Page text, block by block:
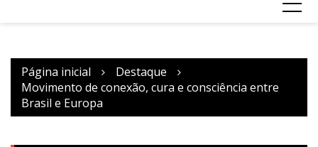
Página inicial
Destaque
Movimento de conexão, cura e consciência entre
Brasil e Europa